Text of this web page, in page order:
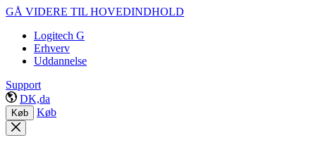
GÅ VIDERE TIL HOVEDINDHOLD
Logitech G
Erhverv
Uddannelse
Support
DK,da
Køb Køb